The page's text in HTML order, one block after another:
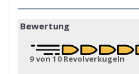
Bewertung
9 von 10 Revolverkugeln